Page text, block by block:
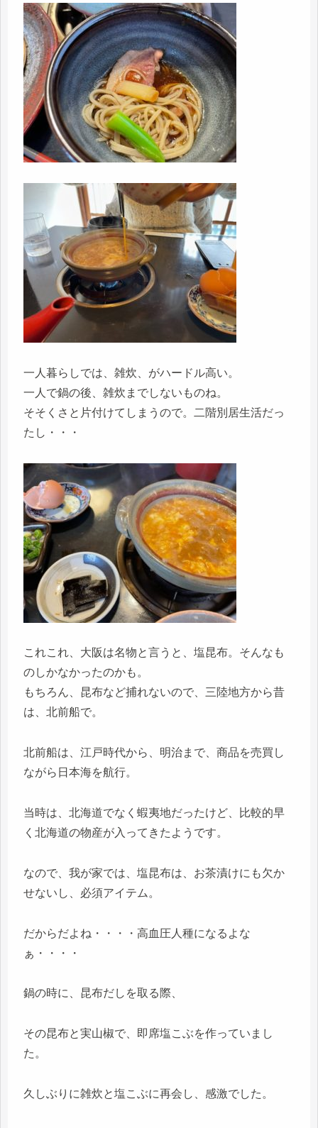
一人暮らしでは、雑炊、がハードル高い。
一人で鍋の後、雑炊までしないものね。
そそくさと片付けてしまうので。二階別居生活だっ
たし・・・
これこれ、大阪は名物と言うと、塩昆布。そんなも
のしかなかったのかも。
もちろん、昆布など捕れないので、三陸地方から昔
は、北前船で。
北前船は、江戸時代から、明治まで、商品を売買し
ながら日本海を航行。
当時は、北海道でなく蝦夷地だったけど、比較的早
く北海道の物産が入ってきたようです。
なので、我が家では、塩昆布は、お茶漬けにも欠か
せないし、必須アイテム。
だからだよね・・・・高血圧人種になるよな
ぁ・・・・
鍋の時に、昆布だしを取る際、
その昆布と実山椒で、即席塩こぶを作っていまし
た。
久しぶりに雑炊と塩こぶに再会し、感激でした。